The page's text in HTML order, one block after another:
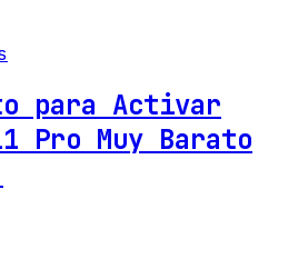
para Activar
Pro Muy Barato